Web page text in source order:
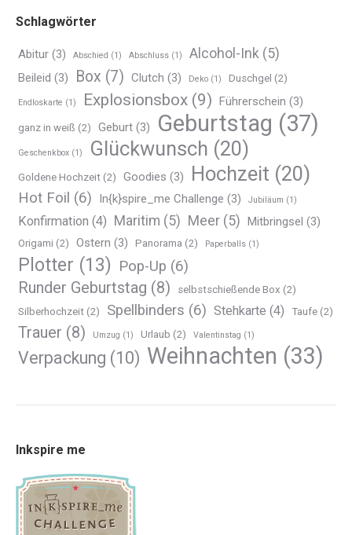
Schlagwörter
Abitur (3) Abschied (1) Abschluss (1) Alcohol-Ink (5)
Beileid (3) Box (7) Clutch (3) Deko (1) Duschgel (2)
Endloskarte (1) Explosionsbox (9) Führerschein (3)
ganz in weiß (2) Geburt (3) Geburtstag (37)
Geschenkbox (1) Glückwunsch (20)
Goldene Hochzeit (2) Goodies (3) Hochzeit (20)
Hot Foil (6) In{k}spire_me Challenge (3) Jubiläum (1)
Konfirmation (4) Maritim (5) Meer (5) Mitbringsel (3)
Origami (2) Ostern (3) Panorama (2) Paperballs (1)
Plotter (13) Pop-Up (6)
Runder Geburtstag (8) selbstschießende Box (2)
Silberhochzeit (2) Spellbinders (6) Stehkarte (4) Taufe (2)
Trauer (8) Umzug (1) Urlaub (2) Valentinstag (1)
Verpackung (10) Weihnachten (33)
Inkspire me